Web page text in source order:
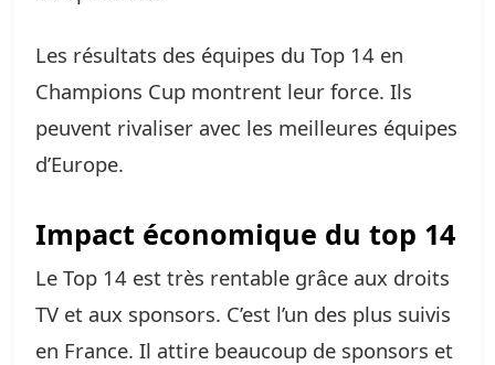
Les résultats des équipes du Top 14 en
Champions Cup montrent leur force. Ils
peuvent rivaliser avec les meilleures équipes
d’Europe.
Impact économique du top 14
Le Top 14 est très rentable grâce aux droits
TV et aux sponsors. C’est l’un des plus suivis
en France. Il attire beaucoup de sponsors et